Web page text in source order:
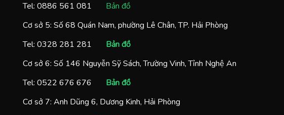
Tel: 0886 561 081
Bản đồ
Cơ sở 5: Số 68 Quán Nam, phường Lê Chân, TP. Hải Phòng
Tel: 0328 281 281
Bản đồ
Cơ sở 6: Số 146 Nguyễn Sỹ Sách, Trường Vinh, Tỉnh Nghệ An
Tel: 0522 676 676
Bản đồ
Cơ sở 7: Anh Dũng 6, Dương Kinh, Hải Phòng